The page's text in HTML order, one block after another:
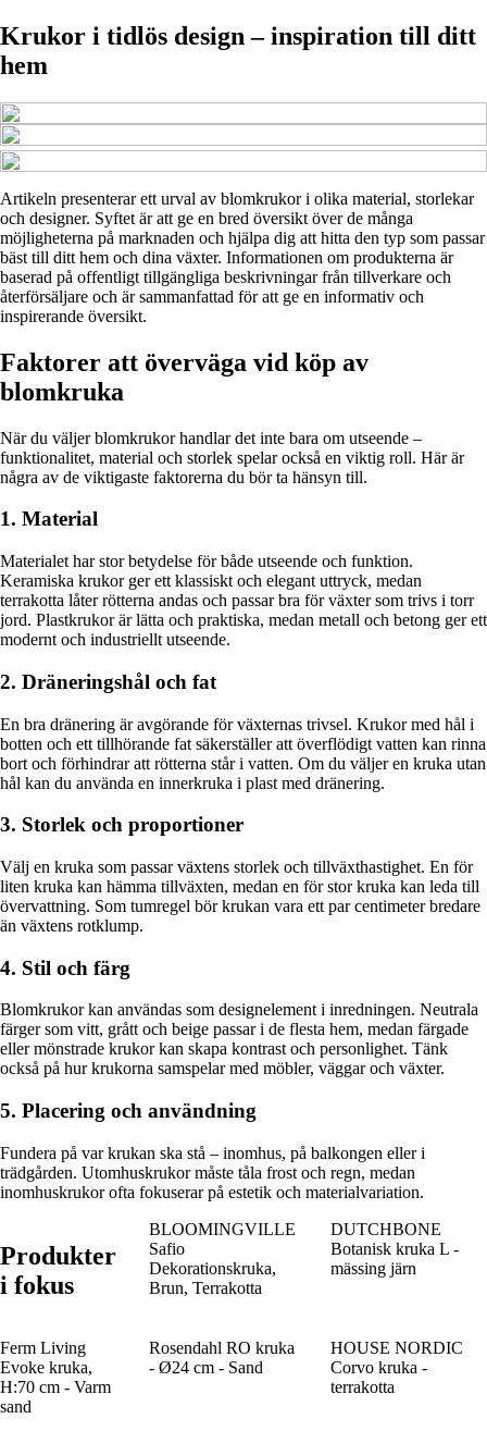
Krukor i tidlös design – inspiration till ditt
hem
Artikeln presenterar ett urval av blomkrukor i olika material, storlekar
och designer. Syftet är att ge en bred översikt över de många
möjligheterna på marknaden och hjälpa dig att hitta den typ som passar
bäst till ditt hem och dina växter. Informationen om produkterna är
baserad på offentligt tillgängliga beskrivningar från tillverkare och
återförsäljare och är sammanfattad för att ge en informativ och
inspirerande översikt.
Faktorer att överväga vid köp av
blomkruka
När du väljer blomkrukor handlar det inte bara om utseende –
funktionalitet, material och storlek spelar också en viktig roll. Här är
några av de viktigaste faktorerna du bör ta hänsyn till.
1. Material
Materialet har stor betydelse för både utseende och funktion.
Keramiska krukor ger ett klassiskt och elegant uttryck, medan
terrakotta låter rötterna andas och passar bra för växter som trivs i torr
jord. Plastkrukor är lätta och praktiska, medan metall och betong ger ett
modernt och industriellt utseende.
2. Dräneringshål och fat
En bra dränering är avgörande för växternas trivsel. Krukor med hål i
botten och ett tillhörande fat säkerställer att överflödigt vatten kan rinna
bort och förhindrar att rötterna står i vatten. Om du väljer en kruka utan
hål kan du använda en innerkruka i plast med dränering.
3. Storlek och proportioner
Välj en kruka som passar växtens storlek och tillväxthastighet. En för
liten kruka kan hämma tillväxten, medan en för stor kruka kan leda till
övervattning. Som tumregel bör krukan vara ett par centimeter bredare
än växtens rotklump.
4. Stil och färg
Blomkrukor kan användas som designelement i inredningen. Neutrala
färger som vitt, grått och beige passar i de flesta hem, medan färgade
eller mönstrade krukor kan skapa kontrast och personlighet. Tänk
också på hur krukorna samspelar med möbler, väggar och växter.
5. Placering och användning
Fundera på var krukan ska stå – inomhus, på balkongen eller i
trädgården. Utomhuskrukor måste tåla frost och regn, medan
inomhuskrukor ofta fokuserar på estetik och materialvariation.
Produkter
i fokus
BLOOMINGVILLE
Safio
Dekorationskruka,
Brun, Terrakotta
DUTCHBONE
Botanisk kruka L -
mässing järn
Ferm Living
Evoke kruka,
H:70 cm - Varm
sand
Rosendahl RO kruka
- Ø24 cm - Sand
HOUSE NORDIC
Corvo kruka -
terrakotta